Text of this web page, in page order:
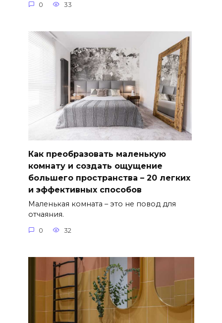
0 33
Как преобразовать маленькую
комнату и создать ощущение
большего пространства – 20 легких
и эффективных способов
Маленькая комната – это не повод для
отчаяния.
0 32